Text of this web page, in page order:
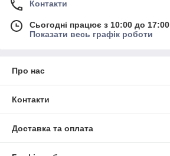
Контакти
Сьогодні працює з 10:00 до 17:00
Показати весь графік роботи
Про нас
Контакти
Доставка та оплата